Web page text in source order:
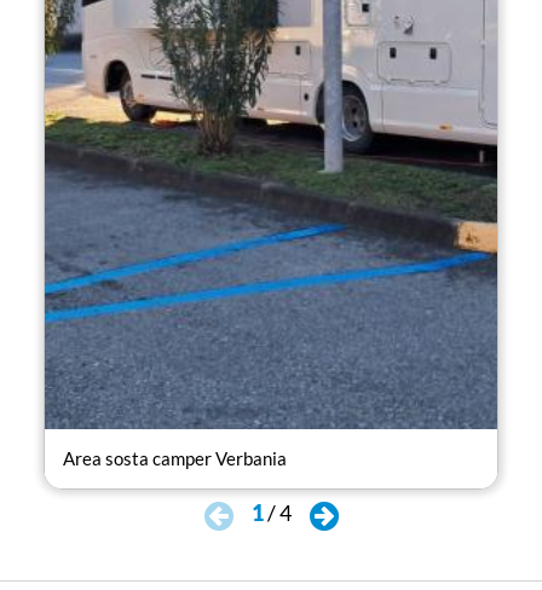
Area sosta camper Verbania
1/4